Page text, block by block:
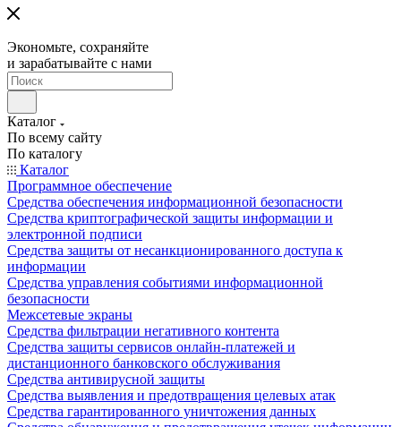
Экономьте, сохраняйте
и зарабатывайте с нами
Каталог
По всему сайту
По каталогу
Каталог
Программное обеспечение
Средства обеспечения информационной безопасности
Средства криптографической защиты информации и
электронной подписи
Средства защиты от несанкционированного доступа к
информации
Средства управления событиями информационной
безопасности
Межсетевые экраны
Средства фильтрации негативного контента
Средства защиты сервисов онлайн-платежей и
дистанционного банковского обслуживания
Средства антивирусной защиты
Средства выявления и предотвращения целевых атак
Средства гарантированного уничтожения данных